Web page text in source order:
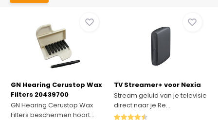
GN Hearing Cerustop Wax
Filters 20439700
GN Hearing Cerustop Wax
Filters beschermen hoort...
TV Streamer+ voor Nexia
Stream geluid van je televisie
direct naar je Re...